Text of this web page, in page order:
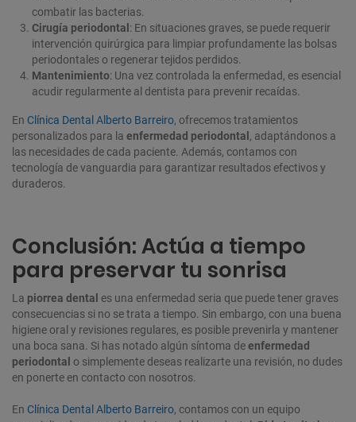
combatir las bacterias.
Cirugía periodontal : En situaciones graves, se puede requerir
intervención quirúrgica para limpiar profundamente las bolsas
periodontales o regenerar tejidos perdidos.
Mantenimiento: Una vez controlada la enfermedad, es esencial
acudir regularmente al dentista para prevenir recaídas.
En Clínica Dental Alberto Barreiro, ofrecemos tratamientos
personalizados para la enfermedad periodontal , adaptándonos a
las necesidades de cada paciente. Además, contamos con
tecnología de vanguardia para garantizar resultados efectivos y
duraderos.
Conclusión: Actúa a tiempo
para preservar tu sonrisa
La piorrea dental es una enfermedad seria que puede tener graves
consecuencias si no se trata a tiempo. Sin embargo, con una buena
higiene oral y revisiones regulares, es posible prevenirla y mantener
una boca sana. Si has notado algún síntoma deenfermedad
periodontal o simplemente deseas realizarte una revisión, no dudes
en ponerte en contacto con nosotros.
En Clínica Dental Alberto Barreiro, contamos con un equipo